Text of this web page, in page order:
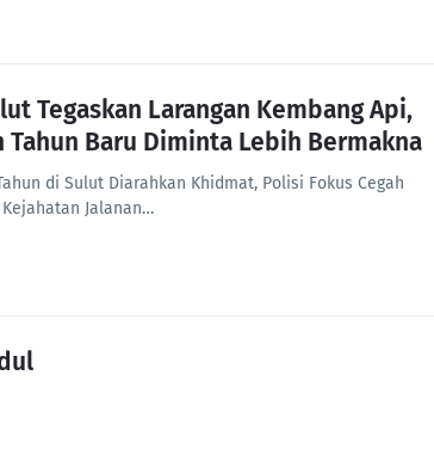
Tegaskan Larangan Kembang Api,
Tahun Baru Diminta Lebih Bermakna
di Sulut Diarahkan Khidmat, Polisi Fokus Cegah
Jalanan…